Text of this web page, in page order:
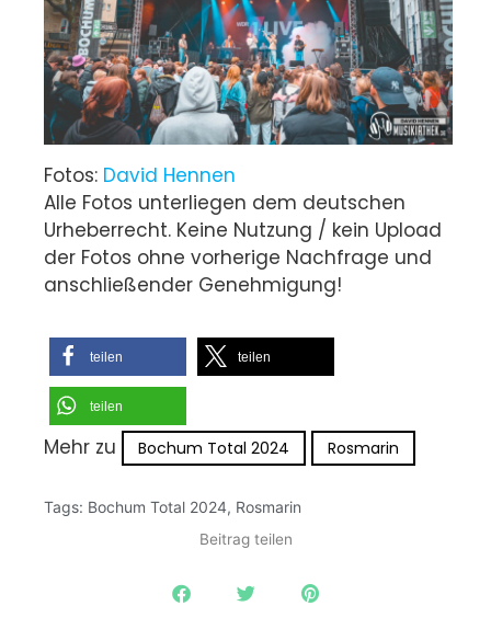
Fotos: David Hennen
Alle Fotos unterliegen dem deutschen
Urheberrecht. Keine Nutzung / kein Upload
der Fotos ohne vorherige Nachfrage und
anschließender Genehmigung!
teilen teilen
teilen
Mehr zu Bochum Total 2024 Rosmarin
Tags: Bochum Total 2024, Rosmarin
Beitrag teilen